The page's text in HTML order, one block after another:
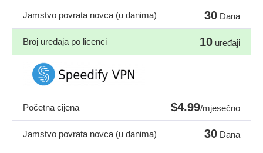
Jamstvo povrata novca (u danima) 30 Dana
Broj uređaja po licenci 10 uređaji
Početna cijena $4.99/mjesečno
Jamstvo povrata novca (u danima) 30 Dana